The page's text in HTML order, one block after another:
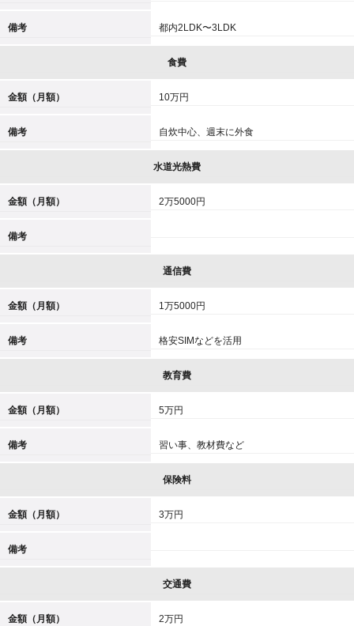
備考 都内2LDK〜3LDK
食費
金額（月額） 10万円
備考 自炊中心、週末に外食
水道光熱費
金額（月額） 2万5000円
備考
通信費
金額（月額） 1万5000円
備考 格安SIMなどを活用
教育費
金額（月額） 5万円
備考 習い事、教材費など
保険料
金額（月額） 3万円
備考
交通費
金額（月額） 2万円